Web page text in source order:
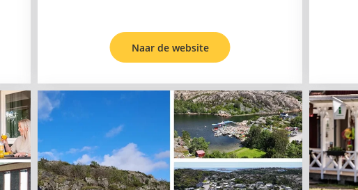
Naar de website